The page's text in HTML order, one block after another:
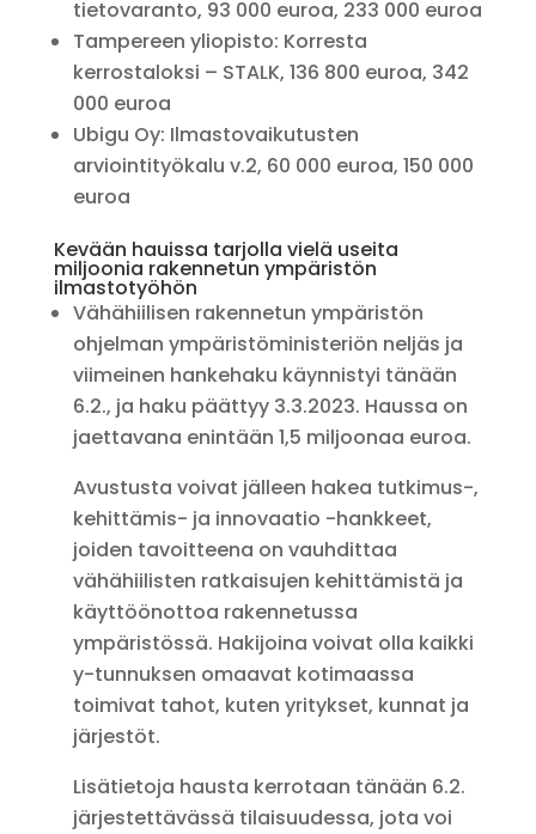
tietovaranto, 93 000 euroa, 233 000 euroa
Tampereen yliopisto: Korresta
kerrostaloksi – STALK, 136 800 euroa, 342
000 euroa
Ubigu Oy: Ilmastovaikutusten
arviointityökalu v.2, 60 000 euroa, 150 000
euroa
Kevään hauissa tarjolla vielä useita
miljoonia rakennetun ympäristön
ilmastotyöhön
Vähähiilisen rakennetun ympäristön
ohjelman ympäristöministeriön neljäs ja
viimeinen hankehaku käynnistyi tänään
6.2., ja haku päättyy 3.3.2023. Haussa on
jaettavana enintään 1,5 miljoonaa euroa.
Avustusta voivat jälleen hakea tutkimus-,
kehittämis- ja innovaatio -hankkeet,
joiden tavoitteena on vauhdittaa
vähähiilisten ratkaisujen kehittämistä ja
käyttöönottoa rakennetussa
ympäristössä. Hakijoina voivat olla kaikki
y-tunnuksen omaavat kotimaassa
toimivat tahot, kuten yritykset, kunnat ja
järjestöt.
Lisätietoja hausta kerrotaan tänään 6.2.
järjestettävässä tilaisuudessa, jota voi